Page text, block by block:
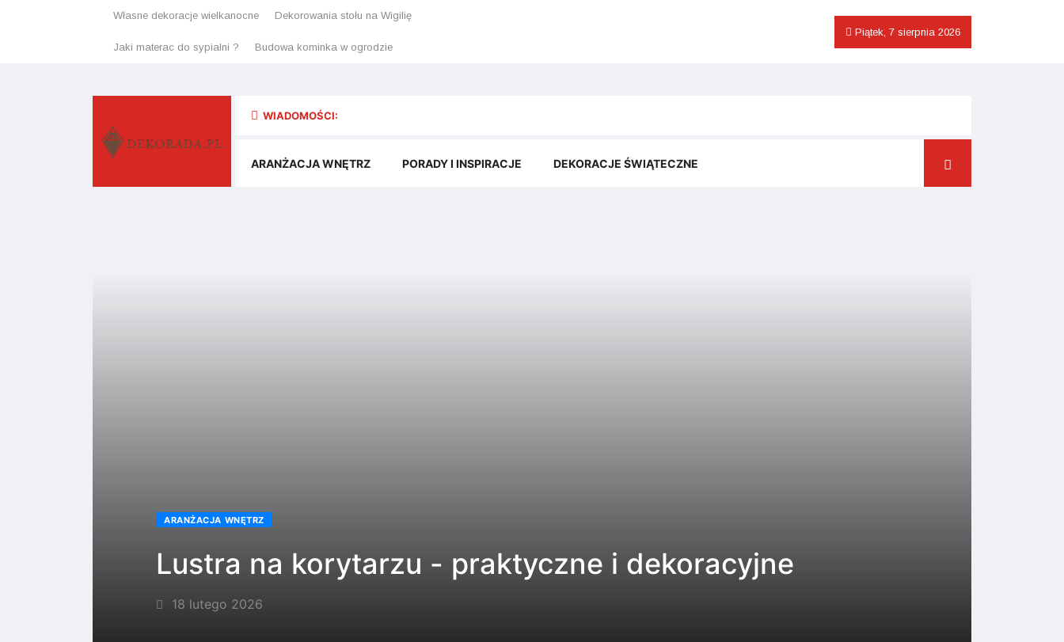
Własne dekoracje wielkanocne Dekorowania stołu na Wigilię
Jaki materac do sypialni ? Budowa kominka w ogrodzie
Piątek, 7 sierpnia 2026
WIADOMOŚCI:
ARANŻACJA WNĘTRZ PORADY I INSPIRACJE DEKORACJE ŚWIĄTECZNE
ARANŻACJA WNĘTRZ
Lustra na korytarzu - praktyczne i dekoracyjne
18 lutego 2026